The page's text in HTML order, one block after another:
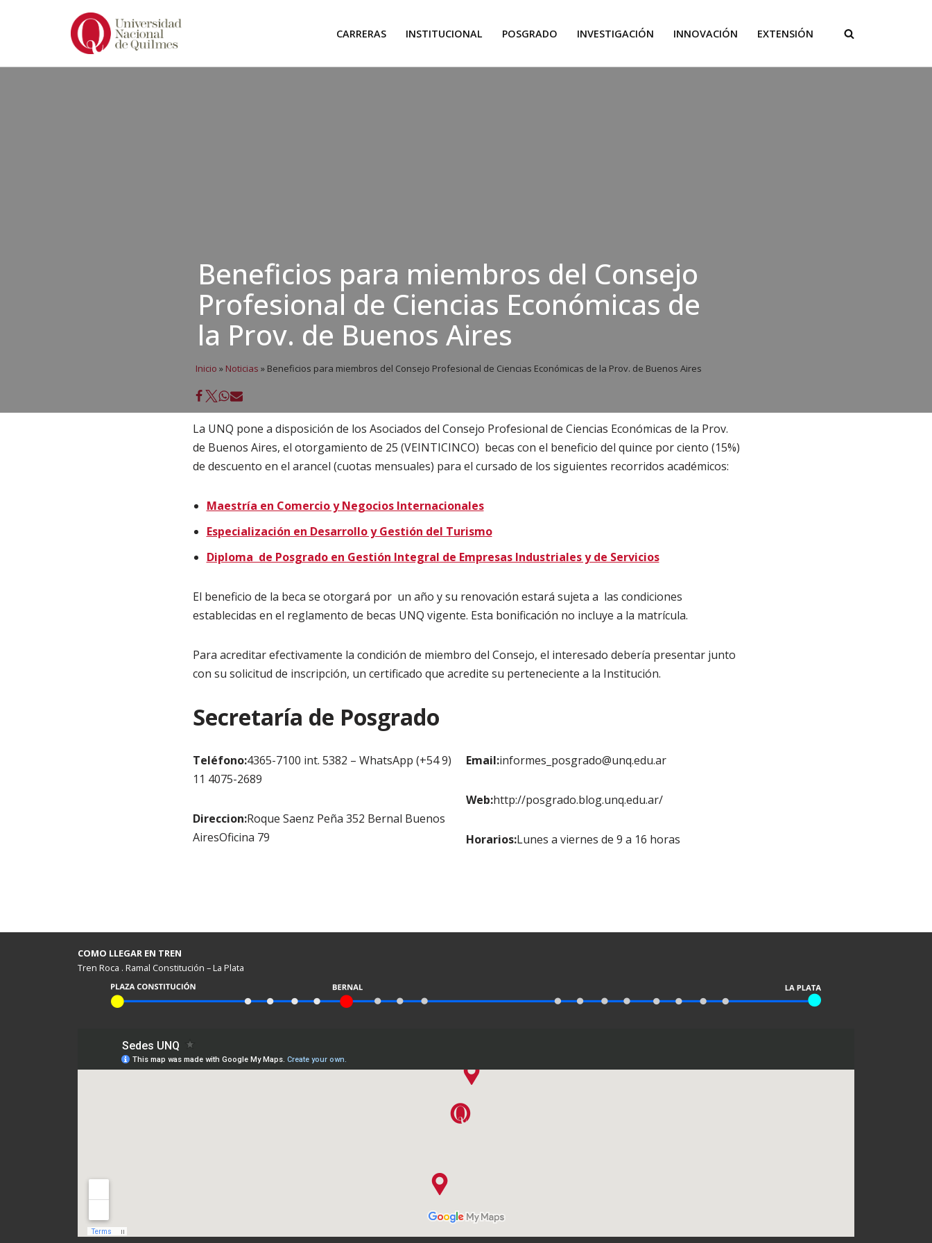
CARRERAS INSTITUCIONAL POSGRADO INVESTIGACIÓN INNOVACIÓN EXTENSIÓN
Beneficios para miembros del Consejo
Profesional de Ciencias Económicas de
la Prov. de Buenos Aires
Inicio » Noticias » Beneficios para miembros del Consejo Profesional de Ciencias Económicas de la Prov. de Buenos Aires
La UNQ pone a disposición de los Asociados del Consejo Profesional de Ciencias Económicas de la Prov.
de Buenos Aires, el otorgamiento de 25 (VEINTICINCO) becas con el beneficio del quince por ciento (15%)
de descuento en el arancel (cuotas mensuales) para el cursado de los siguientes recorridos académicos:
Maestría en Comercio y Negocios Internacionales
Especialización en Desarrollo y Gestión del Turismo
Diploma de Posgrado en Gestión Integral de Empresas Industriales y de Servicios
El beneficio de la beca se otorgará por un año y su renovación estará sujeta a las condiciones
establecidas en el reglamento de becas UNQ vigente. Esta bonificación no incluye a la matrícula.
Para acreditar efectivamente la condición de miembro del Consejo, el interesado debería presentar junto
con su solicitud de inscripción, un certificado que acredite su perteneciente a la Institución.
Secretaría de Posgrado
Teléfono:4365-7100 int. 5382 – WhatsApp (+54 9)
11 4075-2689
Direccion:Roque Saenz Peña 352 Bernal Buenos
AiresOficina 79
Email:informes_posgrado@unq.edu.ar
Web:http://posgrado.blog.unq.edu.ar/
Horarios:Lunes a viernes de 9 a 16 horas
COMO LLEGAR EN TREN
Tren Roca . Ramal Constitución – La Plata